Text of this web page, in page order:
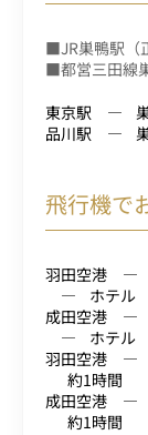
■JR巣鴨駅（
■都営三田線
東京駅
品川駅
飛行機で
羽田空港
ホテル
成田空港
ホテル
羽田空港
約1時間
成田空港
約1時間